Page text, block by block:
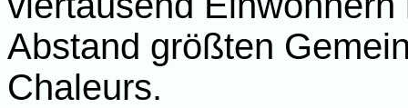
Abstand größten
Chaleurs.